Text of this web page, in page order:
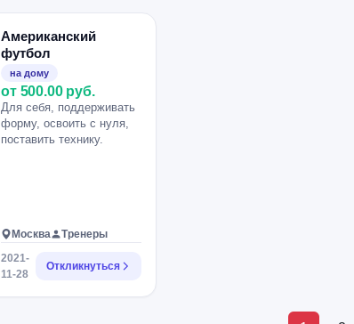
Американский
футбол
на дому
от 500.00 руб.
Для себя, поддерживать
форму, освоить с нуля,
поставить технику.
Москва
Тренеры
2021-
11-28
Откликнуться